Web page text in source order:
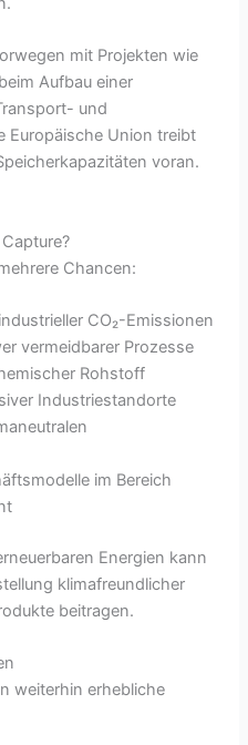
mit Projekten wie
Aufbau einer
und
Europäische Union treibt
voran.
Chancen:
CO₂-Emissionen
vermeidbarer Prozesse
Rohstoff
Industriestandorte
im Bereich
Energien kann
klimafreundlicher
beitragen.
weiterhin erhebliche